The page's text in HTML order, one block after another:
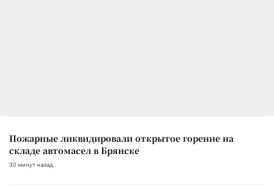
Пожарные ликвидировали открытое горение на
складе автомасел в Брянске
30 минут назад